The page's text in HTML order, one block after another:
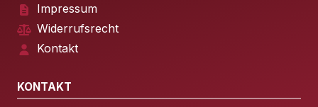
Impressum
Widerrufsrecht
Kontakt
KONTAKT